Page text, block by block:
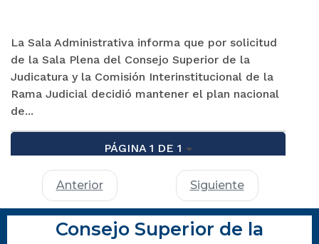
La Sala Administrativa informa que por solicitud
de la Sala Plena del Consejo Superior de la
Judicatura y la Comisión Interinstitucional de la
Rama Judicial decidió mantener el plan nacional
de...
PÁGINA 1 DE 1
Anterior Siguiente
Consejo Superior de la